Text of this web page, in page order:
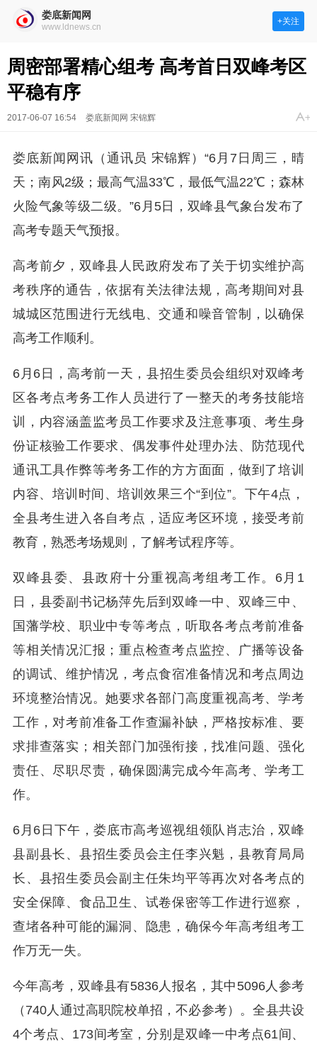
娄底新闻网
www.ldnews.cn
+关注
周密部署精心组考 高考首日双峰考区
平稳有序
2017-06-07 16:54 娄底新闻网 宋锦辉
娄底新闻网讯（通讯员 宋锦辉）“6月7日周三，晴
天；南风2级；最高气温33℃，最低气温22℃；森林
火险气象等级二级。”6月5日，双峰县气象台发布了
高考专题天气预报。
高考前夕，双峰县人民政府发布了关于切实维护高
考秩序的通告，依据有关法律法规，高考期间对县
城城区范围进行无线电、交通和噪音管制，以确保
高考工作顺利。
6月6日，高考前一天，县招生委员会组织对双峰考
区各考点考务工作人员进行了一整天的考务技能培
训，内容涵盖监考员工作要求及注意事项、考生身
份证核验工作要求、偶发事件处理办法、防范现代
通讯工具作弊等考务工作的方方面面，做到了培训
内容、培训时间、培训效果三个“到位”。 下午4点，
全县考生进入各自考点，适应考区环境，接受考前
教育，熟悉考场规则，了解考试程序等。
双峰县委、县政府十分重视高考组考工作。6月1
日，县委副书记杨萍先后到双峰一中、双峰三中、
国藩学校、职业中专等考点，听取各考点考前准备
等相关情况汇报；重点检查考点监控、广播等设备
的调试、维护情况，考点食宿准备情况和考点周边
环境整治情况。她要求各部门高度重视高考、学考
工作，对考前准备工作查漏补缺，严格按标准、要
求排查落实；相关部门加强衔接，找准问题、强化
责任、尽职尽责，确保圆满完成今年高考、学考工
作。
6月6日下午，娄底市高考巡视组领队肖志治，双峰
县副县长、县招生委员会主任李兴魁，县教育局局
长、县招生委员会副主任朱均平等再次对各考点的
安全保障、食品卫生、试卷保密等工作进行巡察，
查堵各种可能的漏洞、隐患，确保今年高考组考工
作万无一失。
今年高考，双峰县有5836人报名，其中5096人参考
（740人通过高职院校单招，不必参考）。全县共设
4个考点、173间考室，分别是双峰一中考点61间、